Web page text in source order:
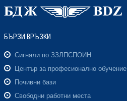
БЪРЗИ ВРЪЗКИ
Сигнали по ЗЗЛПСПОИН
Център за професионално обучение
Почивни бази
Свободни работни места